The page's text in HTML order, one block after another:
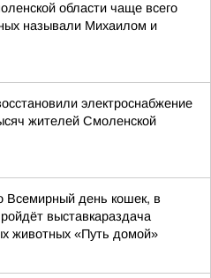
области чаще всего
называли Михаилом и
электроснабжение
жителей Смоленской
Всемирный день кошек, в
выставкараздача
животных «Путь домой»